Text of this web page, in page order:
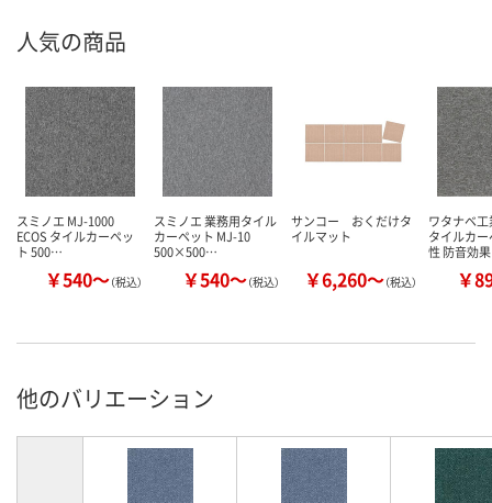
人気の商品
スミノエ MJ-1000
ECOS タイルカーペッ
ト 500…
￥540～（税込）
スミノエ 業務用タイル
カーペット MJ-10
500×500…
￥540～（税込）
サンコー おくだけタ
イルマット
￥6,260～（税込）
ワタナベ
タイルカ
性 防音効果
￥
他のバリエーション